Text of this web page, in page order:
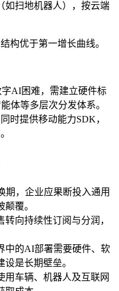
如扫地机器人），按云端
构优于第一增长曲线。
AI困难，需建立硬件标
体等多层次分发体系。
时提供移动能力SDK，
期，企业应果断投入通用
覆。
转向持续性订阅与分润，
中的AI部署需要硬件、软
是长期壁垒。
用车辆、机器人及互联网